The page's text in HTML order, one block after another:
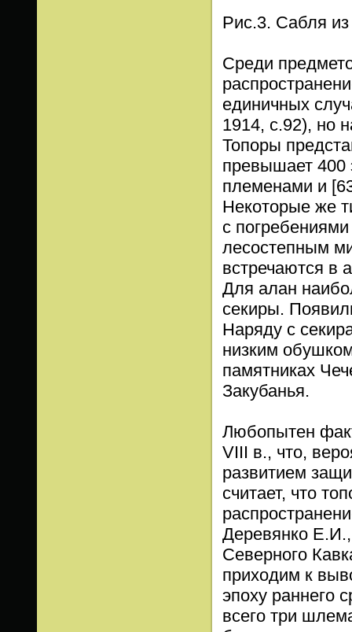
Рис.3. Сабля из
Среди
единичных
1914, с.92), но
Топоры
превышает 400
племенами и
Некоторые же
с
лесостепным
встречаются в
Для алан
секиры.
Наряду с
низким
памятниках
Закубанья.
Любопытен
VIII в., что,
развитием
считает, что
Деревянко
Северного
приходим к
эпоху раннего
всего три